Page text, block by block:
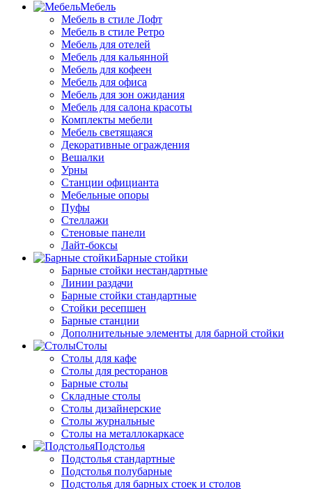
Мебель
Мебель в стиле Лофт
Мебель в стиле Ретро
Мебель для отелей
Мебель для кальянной
Мебель для кофеен
Мебель для офиса
Мебель для зон ожидания
Мебель для салона красоты
Комплекты мебели
Мебель светящаяся
Декоративные ограждения
Вешалки
Урны
Станции официанта
Мебельные опоры
Пуфы
Стеллажи
Стеновые панели
Лайт-боксы
Барные стойки
Барные стойки нестандартные
Линии раздачи
Барные стойки стандартные
Стойки ресепшен
Барные станции
Дополнительные элементы для барной стойки
Столы
Столы для кафе
Столы для ресторанов
Барные столы
Складные столы
Столы дизайнерские
Столы журнальные
Столы на металлокаркасе
Подстолья
Подстолья стандартные
Подстолья полубарные
Подстолья для барных стоек и столов